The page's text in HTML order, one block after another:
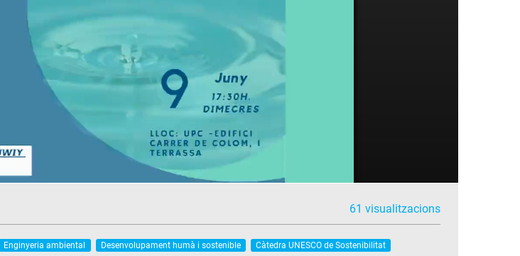
61 visualitzacions
Enginyeria ambiental Desenvolupament humà i sostenible
Càtedra UNESCO de Sostenibilitat